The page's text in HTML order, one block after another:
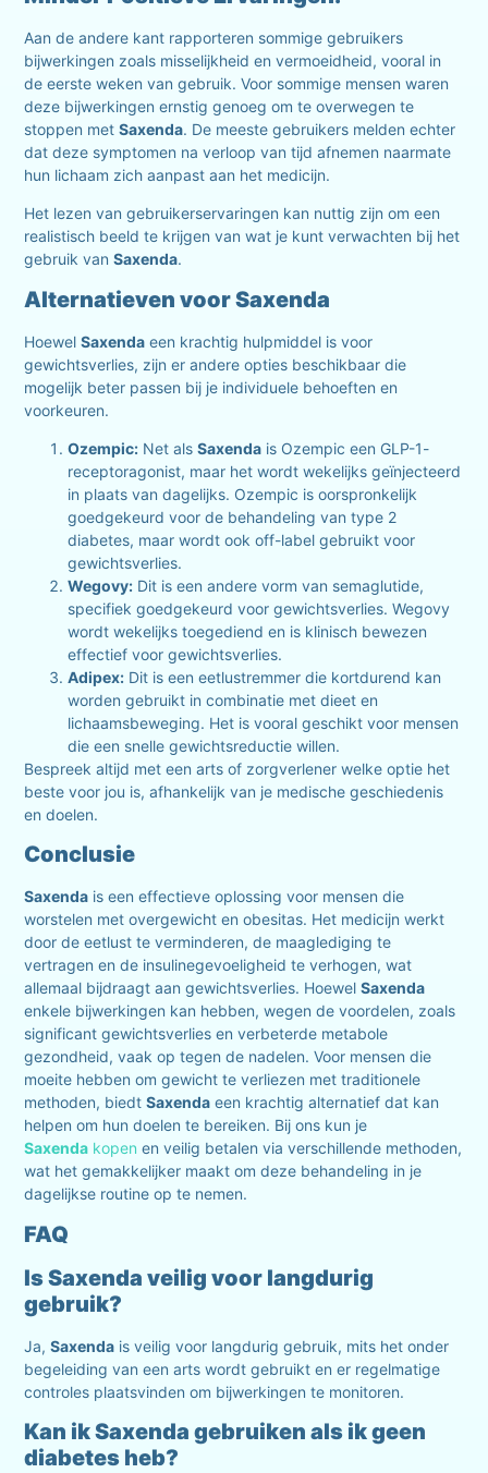
Aan de andere kant rapporteren sommige gebruikers
bijwerkingen zoals misselijkheid en vermoeidheid, vooral in
de eerste weken van gebruik. Voor sommige mensen waren
deze bijwerkingen ernstig genoeg om te overwegen te
stoppen metSaxenda. De meeste gebruikers melden echter
dat deze symptomen na verloop van tijd afnemen naarmate
hun lichaam zich aanpast aan het medicijn.
Het lezen van gebruikerservaringen kan nuttig zijn om een
realistisch beeld te krijgen van wat je kunt verwachten bij het
gebruik vanSaxenda.
Alternatieven voor Saxenda
HoewelSaxenda een krachtig hulpmiddel is voor
gewichtsverlies, zijn er andere opties beschikbaar die
mogelijk beter passen bij je individuele behoeften en
voorkeuren.
Ozempic: Net alsSaxenda is Ozempic een GLP-1-
receptoragonist, maar het wordt wekelijks geïnjecteerd
in plaats van dagelijks. Ozempic is oorspronkelijk
goedgekeurd voor de behandeling van type 2
diabetes, maar wordt ook off-label gebruikt voor
gewichtsverlies.
Wegovy: Dit is een andere vorm van semaglutide,
specifiek goedgekeurd voor gewichtsverlies. Wegovy
wordt wekelijks toegediend en is klinisch bewezen
effectief voor gewichtsverlies.
Adipex: Dit is een eetlustremmer die kortdurend kan
worden gebruikt in combinatie met dieet en
lichaamsbeweging. Het is vooral geschikt voor mensen
die een snelle gewichtsreductie willen.
Bespreek altijd met een arts of zorgverlener welke optie het
beste voor jou is, afhankelijk van je medische geschiedenis
en doelen.
Conclusie
Saxenda is een effectieve oplossing voor mensen die
worstelen met overgewicht en obesitas. Het medicijn werkt
door de eetlust te verminderen, de maaglediging te
vertragen en de insulinegevoeligheid te verhogen, wat
allemaal bijdraagt aan gewichtsverlies. HoewelSaxenda
enkele bijwerkingen kan hebben, wegen de voordelen, zoals
significant gewichtsverlies en verbeterde metabole
gezondheid, vaak op tegen de nadelen. Voor mensen die
moeite hebben om gewicht te verliezen met traditionele
methoden, biedtSaxenda een krachtig alternatief dat kan
helpen om hun doelen te bereiken. Bij ons kun je
Saxenda kopen en veilig betalen via verschillende methoden,
wat het gemakkelijker maakt om deze behandeling in je
dagelijkse routine op te nemen.
FAQ
Is Saxenda veilig voor langdurig
gebruik?
Ja,Saxenda is veilig voor langdurig gebruik, mits het onder
begeleiding van een arts wordt gebruikt en er regelmatige
controles plaatsvinden om bijwerkingen te monitoren.
Kan ik Saxenda gebruiken als ik geen
diabetes heb?